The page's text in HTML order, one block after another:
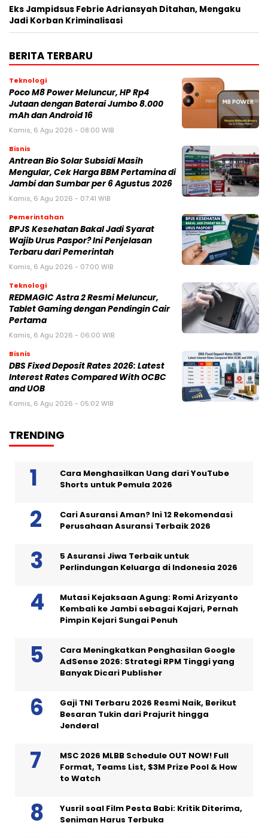
Eks Jampidsus Febrie Adriansyah Ditahan, Mengaku
Jadi Korban Kriminalisasi
BERITA TERBARU
Teknologi
Poco M8 Power Meluncur, HP Rp4
Jutaan dengan Baterai Jumbo 8.000
mAh dan Android 16
Kamis, 6 Agu 2026 - 08:00 WIB
Bisnis
Antrean Bio Solar Subsidi Masih
Mengular, Cek Harga BBM Pertamina di
Jambi dan Sumbar per 6 Agustus 2026
Kamis, 6 Agu 2026 - 07:41 WIB
Pemerintahan
BPJS Kesehatan Bakal Jadi Syarat
Wajib Urus Paspor? Ini Penjelasan
Terbaru dari Pemerintah
Kamis, 6 Agu 2026 - 07:00 WIB
Teknologi
REDMAGIC Astra 2 Resmi Meluncur,
Tablet Gaming dengan Pendingin Cair
Pertama
Kamis, 6 Agu 2026 - 06:00 WIB
Bisnis
DBS Fixed Deposit Rates 2026: Latest
Interest Rates Compared With OCBC
and UOB
Kamis, 6 Agu 2026 - 05:02 WIB
TRENDING
Cara Menghasilkan Uang dari YouTube
Shorts untuk Pemula 2026
Cari Asuransi Aman? Ini 12 Rekomendasi
Perusahaan Asuransi Terbaik 2026
5 Asuransi Jiwa Terbaik untuk
Perlindungan Keluarga di Indonesia 2026
Mutasi Kejaksaan Agung: Romi Arizyanto
Kembali ke Jambi sebagai Kajari, Pernah
Pimpin Kejari Sungai Penuh
Cara Meningkatkan Penghasilan Google
AdSense 2026: Strategi RPM Tinggi yang
Banyak Dicari Publisher
Gaji TNI Terbaru 2026 Resmi Naik, Berikut
Besaran Tukin dari Prajurit hingga
Jenderal
MSC 2026 MLBB Schedule OUT NOW! Full
Format, Teams List, $3M Prize Pool & How
to Watch
Yusril soal Film Pesta Babi: Kritik Diterima,
Seniman Harus Terbuka